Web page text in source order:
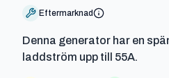
Eftermarknad
Denna generator har en
laddström upp till 55A.